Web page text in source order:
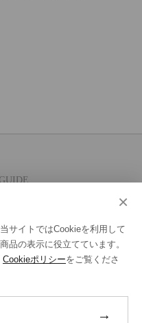
·配送方法
×
サイトではCookieを利用して
品の表示に役立てています。
Cookieポリシーをご覧くださ
→